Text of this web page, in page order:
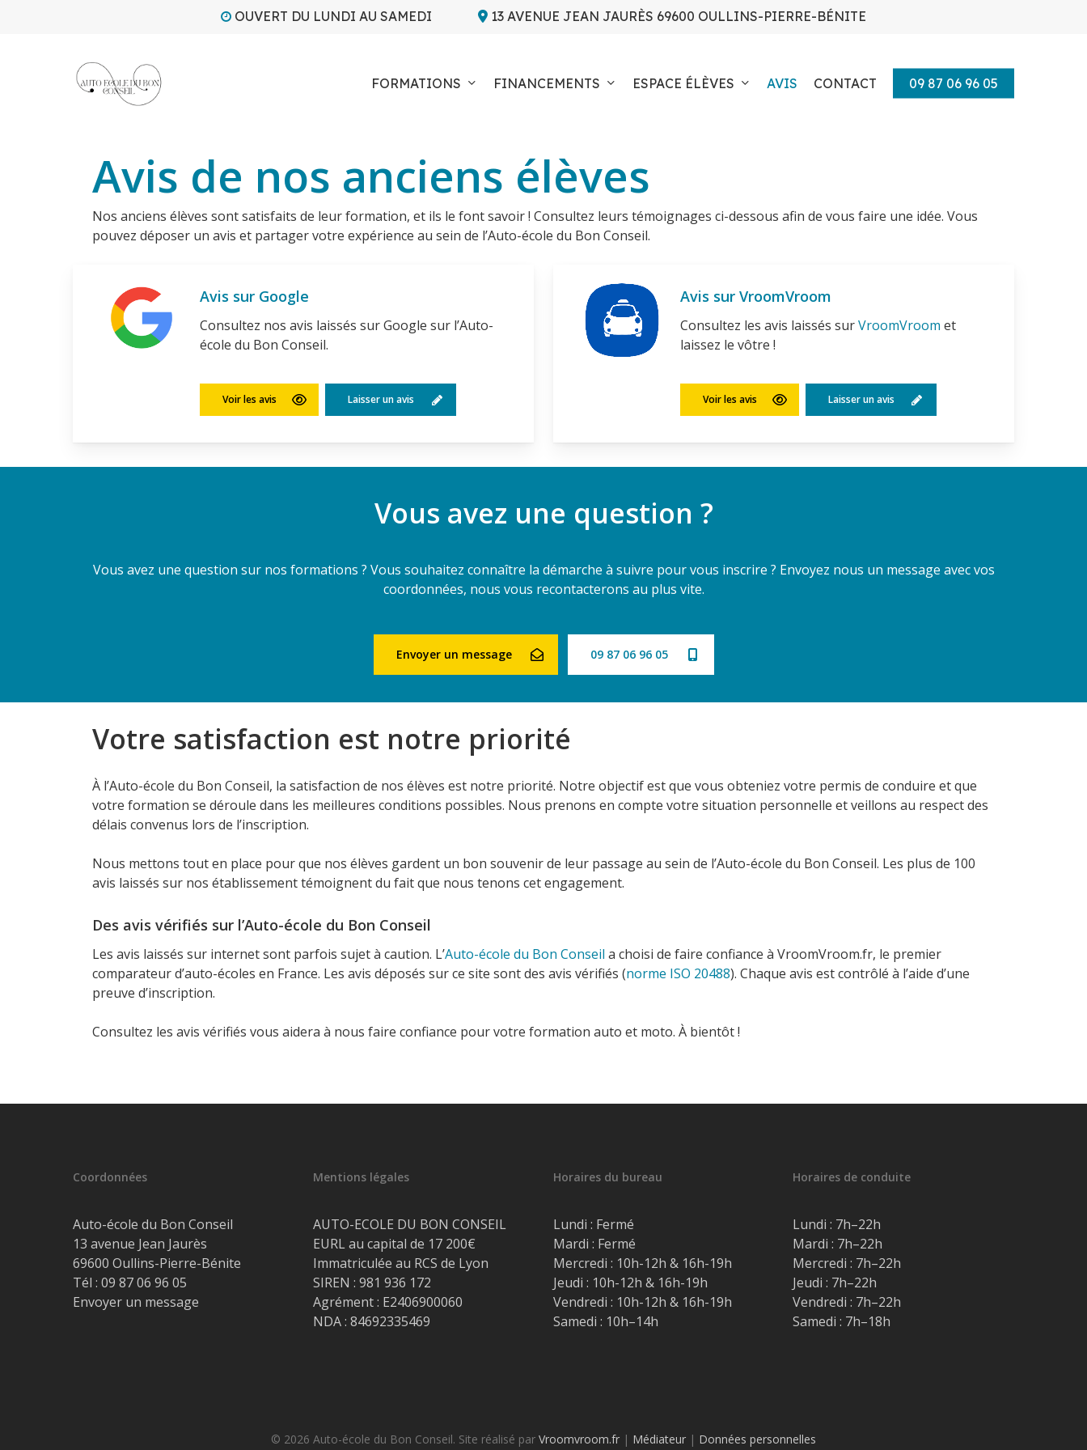
OUVERT DU LUNDI AU SAMEDI 13 AVENUE JEAN JAURÈS 69600 OULLINS-PIERRE-BÉNITE
FORMATIONS FINANCEMENTS ESPACE ÉLÈVES AVIS CONTACT 09 87 06 96 05
Avis de nos anciens élèves
Nos anciens élèves sont satisfaits de leur formation, et ils le font savoir ! Consultez leurs témoignages ci-dessous afin de vous faire une idée. Vous
pouvez déposer un avis et partager votre expérience au sein de l’Auto-école du Bon Conseil.
Avis sur Google
Consultez nos avis laissés sur Google sur l’Auto-
école du Bon Conseil.
Voir les avis Laisser un avis
Avis sur VroomVroom
Consultez les avis laissés surVroomVroom et
laissez le vôtre !
Voir les avis Laisser un avis
Vous avez une question ?
Vous avez une question sur nos formations ? Vous souhaitez connaître la démarche à suivre pour vous inscrire ? Envoyez nous un message avec vos
coordonnées, nous vous recontacterons au plus vite.
Envoyer un message 09 87 06 96 05
Votre satisfaction est notre priorité
À l’Auto-école du Bon Conseil, la satisfaction de nos élèves est notre priorité. Notre objectif est que vous obteniez votre permis de conduire et que
votre formation se déroule dans les meilleures conditions possibles. Nous prenons en compte votre situation personnelle et veillons au respect des
délais convenus lors de l’inscription.
Nous mettons tout en place pour que nos élèves gardent un bon souvenir de leur passage au sein de l’Auto-école du Bon Conseil. Les plus de 100
avis laissés sur nos établissement témoignent du fait que nous tenons cet engagement.
Des avis vérifiés sur l’Auto-école du Bon Conseil
Les avis laissés sur internet sont parfois sujet à caution. L’Auto-école du Bon Conseil a choisi de faire confiance à VroomVroom.fr, le premier
comparateur d’auto-écoles en France. Les avis déposés sur ce site sont des avis vérifiés (norme ISO 20488). Chaque avis est contrôlé à l’aide d’une
preuve d’inscription.
Consultez les avis vérifiés vous aidera à nous faire confiance pour votre formation auto et moto. À bientôt !
Coordonnées
Auto-école du Bon Conseil
13 avenue Jean Jaurès
69600 Oullins-Pierre-Bénite
Tél : 09 87 06 96 05
Envoyer un message
Mentions légales
AUTO-ECOLE DU BON CONSEIL
EURL au capital de 17 200€
Immatriculée au RCS de Lyon
SIREN : 981 936 172
Agrément : E2406900060
NDA : 84692335469
Horaires du bureau
Lundi : Fermé
Mardi : Fermé
Mercredi : 10h-12h & 16h-19h
Jeudi : 10h-12h & 16h-19h
Vendredi : 10h-12h & 16h-19h
Samedi : 10h–14h
Horaires de conduite
Lundi : 7h–22h
Mardi : 7h–22h
Mercredi : 7h–22h
Jeudi : 7h–22h
Vendredi : 7h–22h
Samedi : 7h–18h
© 2026 Auto-école du Bon Conseil. Site réalisé par Vroomvroom.fr| Médiateur| Données personnelles